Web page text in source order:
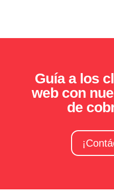
Guía a los
web con
de